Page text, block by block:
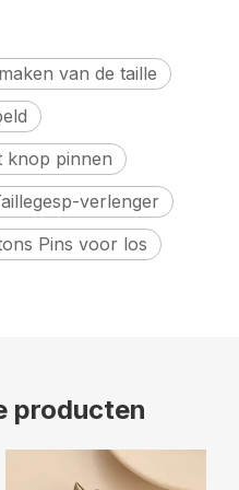
van de taille
knop pinnen
verlenger
Pins voor los
producten